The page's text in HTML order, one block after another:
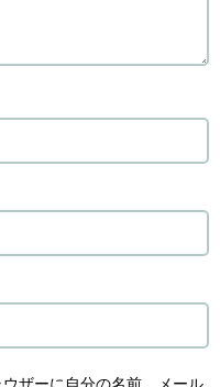
ザーに自分の名前、メール